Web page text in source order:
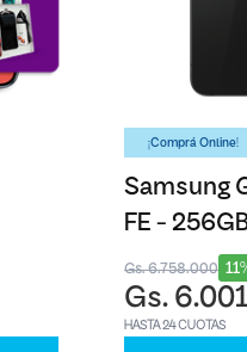
¡Comprá Online!
Samsung
FE -
Gs. 6.758.000
Gs.
HASTA 24 CUOTAS